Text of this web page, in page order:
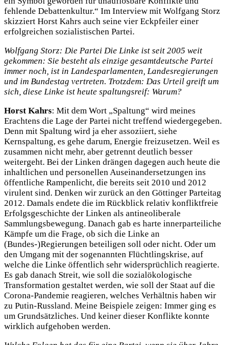
fehlende Debattenkultur.“ Im Interview mit Wolfgang Storz
skizziert Horst Kahrs auch seine vier Eckpfeiler einer
erfolgreichen sozialistischen Partei.
Wolfgang Storz: Die Partei Die Linke ist seit 2005 weit
gekommen: Sie besteht als einzige gesamtdeutsche Partei
immer noch, ist in Landesparlamenten, Landesregierungen
und im Bundestag vertreten. Trotzdem: Das Urteil greift um
sich, diese Linke ist heute spaltungsreif: Warum?
Horst Kahrs: Mit dem Wort „Spaltung“ wird meines
Erachtens die Lage der Partei nicht treffend wiedergegeben.
Denn mit Spaltung wird ja eher assoziiert, siehe
Kernspaltung, es gehe darum, Energie freizusetzen. Weil es
zusammen nicht mehr, aber getrennt deutlich besser
weitergeht. Bei der Linken drängen dagegen auch heute die
inhaltlichen und personellen Auseinandersetzungen ins
öffentliche Rampenlicht, die bereits seit 2010 und 2012
virulent sind. Denken wir zurück an den Göttinger Parteitag
2012. Damals endete die im Rückblick relativ konfliktfreie
Erfolgsgeschichte der Linken als antineoliberale
Sammlungsbewegung. Danach gab es harte innerparteiliche
Kämpfe um die Frage, ob sich die Linke an
(Bundes-)Regierungen beteiligen soll oder nicht. Oder um
den Umgang mit der sogenannten Flüchtlingskrise, auf
welche die Linke öffentlich sehr widersprüchlich reagierte.
Es gab danach Streit, wie soll die sozialökologische
Transformation gestaltet werden, wie soll der Staat auf die
Corona-Pandemie reagieren, welches Verhältnis haben wir
zu Putin-Russland. Meine Beispiele zeigen: Immer ging es
um Grundsätzliches. Und keiner dieser Konflikte konnte
wirklich aufgehoben werden.